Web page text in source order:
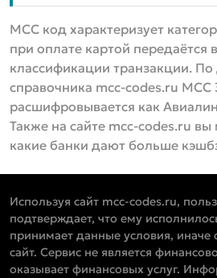
MCC код характеризует
при оплате картой передаётся
классификации транзакции.
справочника mcc-codes.ru MCC
расшифровывается как
Также на сайте mcc-codes.ru
какие банки дают больше
Используя сайт mcc-codes.ru,
подтверждает, что ему
принимает данные условия,
сайт. Сервис не является
оказывает финансовых услуг.